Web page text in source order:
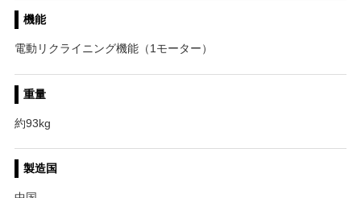
機能
電動リクライニング機能（1モーター）
重量
約93kg
製造国